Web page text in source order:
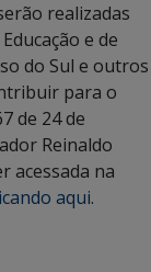
realizadas
e de
do Sul e outros
para o
de 24 de
Reinaldo
acessada na
aqui.